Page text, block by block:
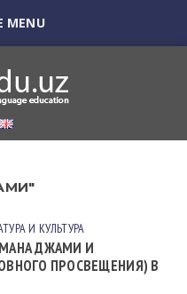
MENU
И КУЛЬТУРА
ДЖАМИ И
ПРОСВЕЩЕНИЯ) В